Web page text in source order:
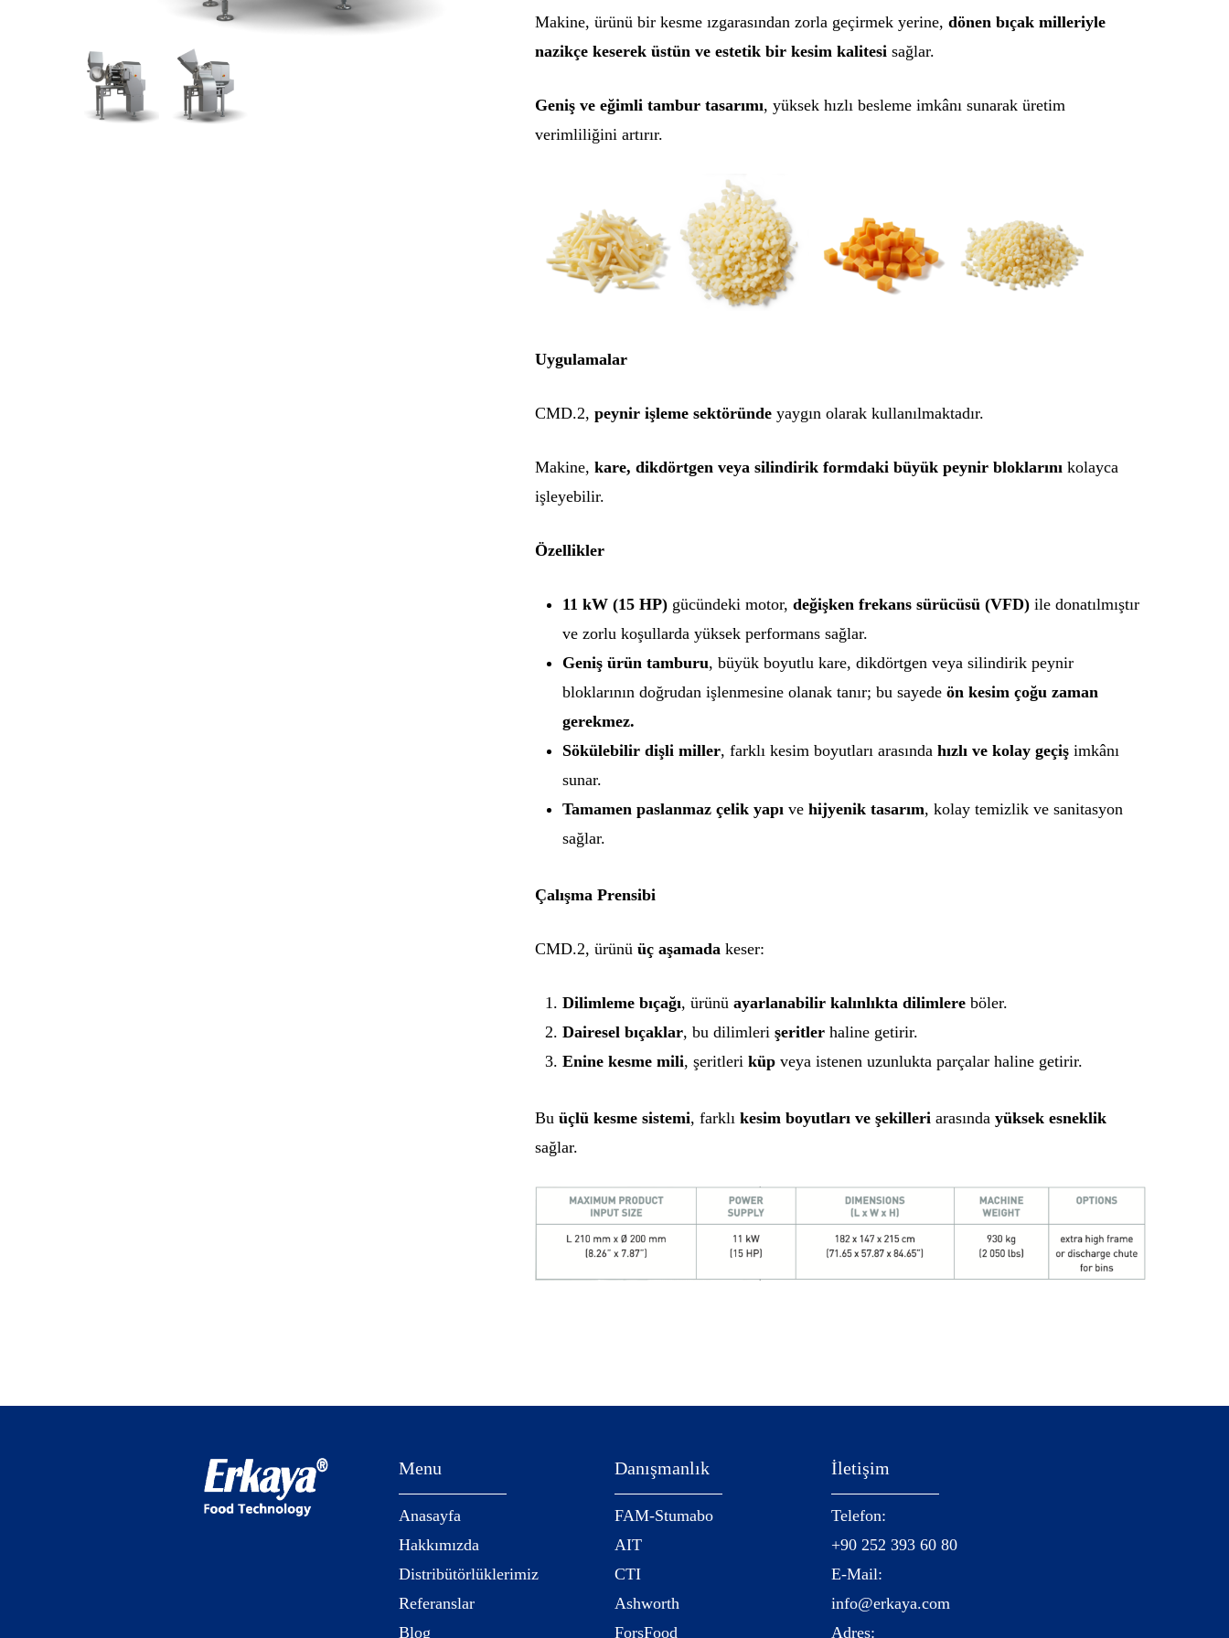
Makine, ürünü bir kesme ızgarasından zorla geçirmek yerine, dönen bıçak milleriyle
nazikçe keserek üstün ve estetik bir kesim kalitesisağlar.
Geniş ve eğimli tambur tasarımı, yüksek hızlı besleme imkânı sunarak üretim
verimliliğini artırır.
Uygulamalar
CMD.2, peynir işleme sektöründeyaygın olarak kullanılmaktadır.
Makine, kare, dikdörtgen veya silindirik formdaki büyük peynir bloklarınıkolayca
işleyebilir.
Özellikler
11 kW (15 HP)gücündeki motor, değişken frekans sürücüsü (VFD)ile donatılmıştır
ve zorlu koşullarda yüksek performans sağlar.
Geniş ürün tamburu, büyük boyutlu kare, dikdörtgen veya silindirik peynir
bloklarının doğrudan işlenmesine olanak tanır; bu sayede ön kesim çoğu zaman
gerekmez.
Sökülebilir dişli miller, farklı kesim boyutları arasında hızlı ve kolay geçişimkânı
sunar.
Tamamen paslanmaz çelik yapıve hijyenik tasarım, kolay temizlik ve sanitasyon
sağlar.
Çalışma Prensibi
CMD.2, ürünü üç aşamadakeser:
Dilimleme bıçağı, ürünü ayarlanabilir kalınlıkta dilimlereböler.
Dairesel bıçaklar, bu dilimleri şeritlerhaline getirir.
Enine kesme mili, şeritleri küpveya istenen uzunlukta parçalar haline getirir.
Bu üçlü kesme sistemi, farklı kesim boyutları ve şekilleriarasında yüksek esneklik
sağlar.
Menu
Anasayfa
Hakkımızda
Distribütörlüklerimiz
Referanslar
Blog
Danışmanlık
FAM-Stumabo
AIT
CTI
Ashworth
ForsFood
İletişim
Telefon:
+90 252 393 60 80
E-Mail:
info@erkaya.com
Adres: